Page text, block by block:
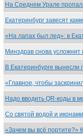
На Среднем Урале
Екатеринбург завесят
«На лапах был лед»: в
Минздрав снова
В Екатеринбурге
«Главное, чтобы
Надо вводить QR-коды в
Со святой водой и
«Зачем вы всё портите?»